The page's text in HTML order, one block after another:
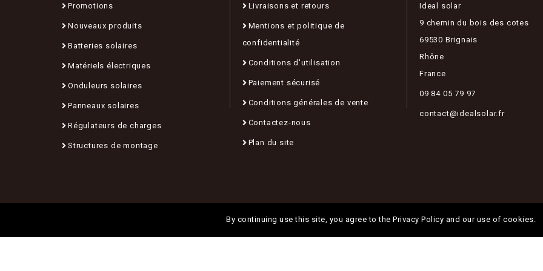
Promotions
Nouveaux produits
Batteries solaires
Matériels électriques
Onduleurs solaires
Panneaux solaires
Régulateurs de charges
Structures de montage
Livraisons et retours
Mentions et politique de
confidentialité
Conditions d'utilisation
Paiement sécurisé
Conditions générales de vente
Contactez-nous
Plan du site
Ideal solar
9 chemin du bois des cotes
69530 Brignais
Rhône
France
09 84 05 79 97
contact@idealsolar.fr
By continuing use this site, you agree to the Privacy Policy and our use of cookies.